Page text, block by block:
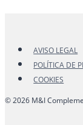
AVISO LEGAL
POLÍTICA DE
COOKIES
© 2026 M&I